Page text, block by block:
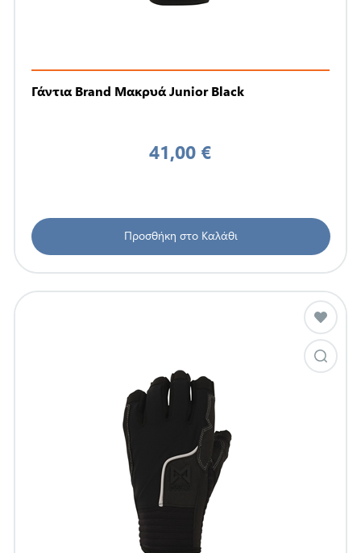
Γάντια Brand Μακρυά Junior Black
41,00 €
Προσθήκη στο Καλάθι